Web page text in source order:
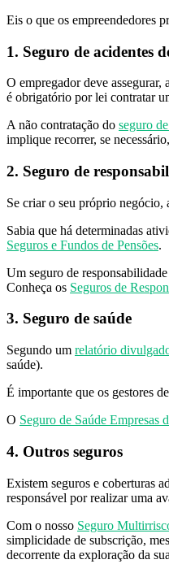
Eis o que os empreendedores
1. Seguro de acidentes
O empregador deve assegurar,
é obrigatório por lei contratar
A não contratação do seguro
implique recorrer, se
2. Seguro de
Se criar o seu próprio negócio,
Sabia que há determinadas
Seguros e Fundos de Pensões.
Um seguro de
Conheça os Seguros de
3. Seguro de saúde
Segundo um relatório
saúde).
É importante que os gestores
O Seguro de Saúde Empresas
4. Outros seguros
Existem seguros e coberturas
responsável por realizar uma
Com o nosso Seguro
simplicidade de subscrição,
decorrente da exploração da